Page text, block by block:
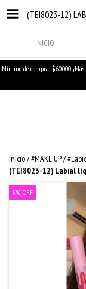
(TEI8023-12)
INICIO
Mínimo de compra: $60.000 ¡Más
Inicio/#MAKE UP/
(TEI8023-12) Labial
3% OFF